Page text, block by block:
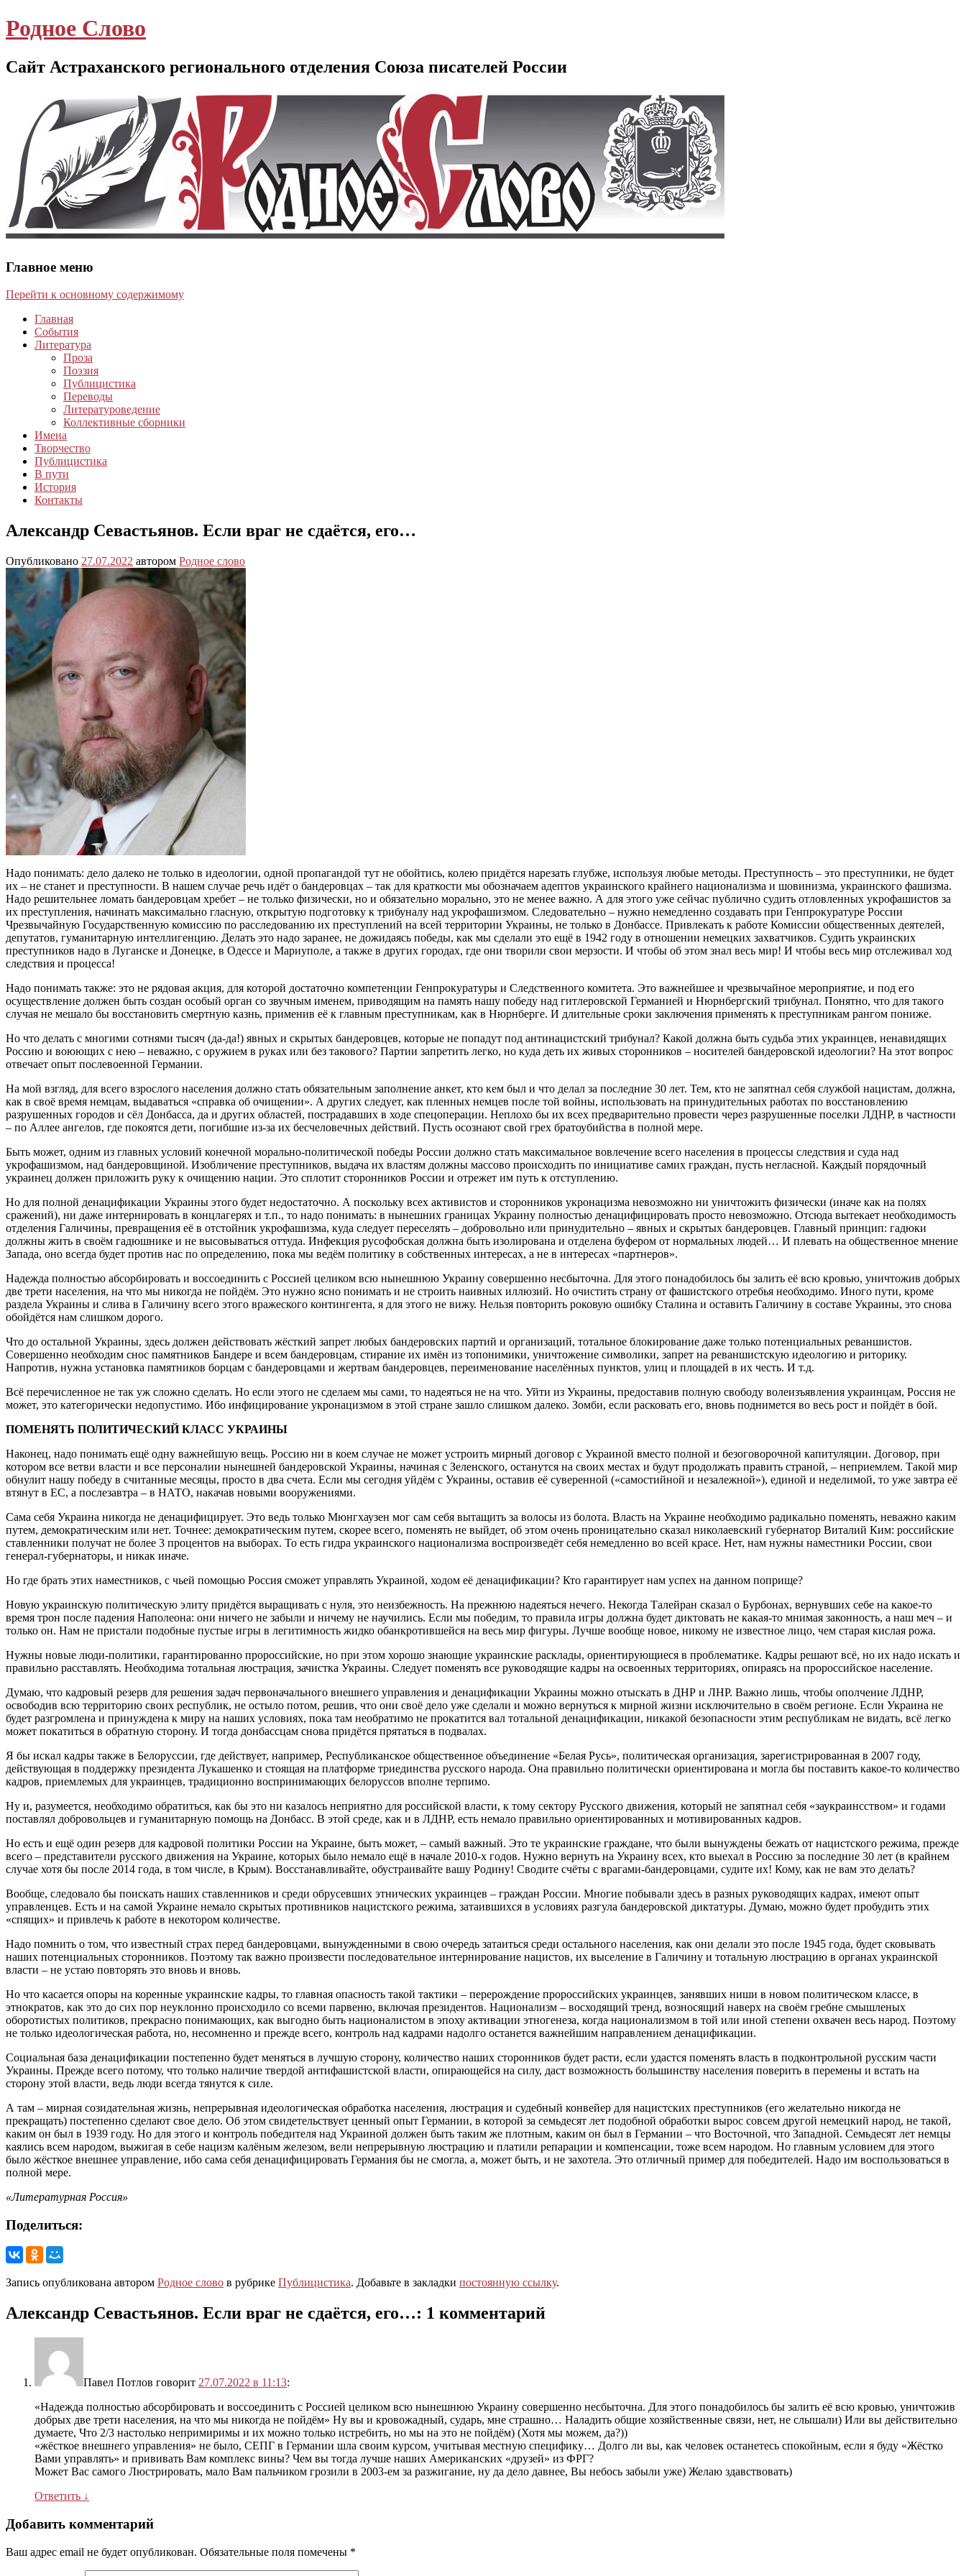
Родное Слово
Сайт Астраханского регионального отделения Союза писателей России
Главное меню
Перейти к основному содержимому
Главная
События
Литература
Проза
Поэзия
Публицистика
Переводы
Литературоведение
Коллективные сборники
Имена
Творчество
Публицистика
В пути
История
Контакты
Александр Севастьянов. Если враг не сдаётся, его…
Опубликовано 27.07.2022 автором Родное слово
Надо понимать: дело далеко не только в идеологии, одной пропагандой тут не обойтись, колею придётся нарезать глубже, используя любые методы. Преступность – это преступники, не будет
их – не станет и преступности. В нашем случае речь идёт о бандеровцах – так для краткости мы обозначаем адептов украинского крайнего национализма и шовинизма, украинского фашизма.
Надо решительнее ломать бандеровцам хребет – не только физически, но и обязательно морально, это не менее важно. А для этого уже сейчас публично судить отловленных укрофашистов за
их преступления, начинать максимально гласную, открытую подготовку к трибуналу над укрофашизмом. Следовательно – нужно немедленно создавать при Генпрокуратуре России
Чрезвычайную Государственную комиссию по расследованию их преступлений на всей территории Украины, не только в Донбассе. Привлекать к работе Комиссии общественных деятелей,
депутатов, гуманитарную интеллигенцию. Делать это надо заранее, не дожидаясь победы, как мы сделали это ещё в 1942 году в отношении немецких захватчиков. Судить украинских
преступников надо в Луганске и Донецке, в Одессе и Мариуполе, а также в других городах, где они творили свои мерзости. И чтобы об этом знал весь мир! И чтобы весь мир отслеживал ход
следствия и процесса!
Надо понимать также: это не рядовая акция, для которой достаточно компетенции Генпрокуратуры и Следственного комитета. Это важнейшее и чрезвычайное мероприятие, и под его
осуществление должен быть создан особый орган со звучным именем, приводящим на память нашу победу над гитлеровской Германией и Нюрнбергский трибунал. Понятно, что для такого
случая не мешало бы восстановить смертную казнь, применив её к главным преступникам, как в Нюрнберге. И длительные сроки заключения применять к преступникам рангом пониже.
Но что делать с многими сотнями тысяч (да-да!) явных и скрытых бандеровцев, которые не попадут под антинацистский трибунал? Какой должна быть судьба этих украинцев, ненавидящих
Россию и воюющих с нею – неважно, с оружием в руках или без такового? Партии запретить легко, но куда деть их живых сторонников – носителей бандеровской идеологии? На этот вопрос
отвечает опыт послевоенной Германии.
На мой взгляд, для всего взрослого населения должно стать обязательным заполнение анкет, кто кем был и что делал за последние 30 лет. Тем, кто не запятнал себя службой нацистам, должна,
как в своё время немцам, выдаваться «справка об очищении». А других следует, как пленных немцев после той войны, использовать на принудительных работах по восстановлению
разрушенных городов и сёл Донбасса, да и других областей, пострадавших в ходе спецоперации. Неплохо бы их всех предварительно провести через разрушенные поселки ЛДНР, в частности
– по Аллее ангелов, где покоятся дети, погибшие из-за их бесчеловечных действий. Пусть осознают свой грех братоубийства в полной мере.
Быть может, одним из главных условий конечной морально-политической победы России должно стать максимальное вовлечение всего населения в процессы следствия и суда над
укрофашизмом, над бандеровщиной. Изобличение преступников, выдача их властям должны массово происходить по инициативе самих граждан, пусть негласной. Каждый порядочный
украинец должен приложить руку к очищению нации. Это сплотит сторонников России и отрежет им путь к отступлению.
Но для полной денацификации Украины этого будет недостаточно. А поскольку всех активистов и сторонников укронацизма невозможно ни уничтожить физически (иначе как на полях
сражений), ни даже интернировать в концлагерях и т.п., то надо понимать: в нынешних границах Украину полностью денацифицировать просто невозможно. Отсюда вытекает необходимость
отделения Галичины, превращения её в отстойник укрофашизма, куда следует переселять – добровольно или принудительно – явных и скрытых бандеровцев. Главный принцип: гадюки
должны жить в своём гадюшнике и не высовываться оттуда. Инфекция русофобская должна быть изолирована и отделена буфером от нормальных людей… И плевать на общественное мнение
Запада, оно всегда будет против нас по определению, пока мы ведём политику в собственных интересах, а не в интересах «партнеров».
Надежда полностью абсорбировать и воссоединить с Россией целиком всю нынешнюю Украину совершенно несбыточна. Для этого понадобилось бы залить её всю кровью, уничтожив добрых
две трети населения, на что мы никогда не пойдём. Это нужно ясно понимать и не строить наивных иллюзий. Но очистить страну от фашистского отребья необходимо. Иного пути, кроме
раздела Украины и слива в Галичину всего этого вражеского контингента, я для этого не вижу. Нельзя повторить роковую ошибку Сталина и оставить Галичину в составе Украины, это снова
обойдётся нам слишком дорого.
Что до остальной Украины, здесь должен действовать жёсткий запрет любых бандеровских партий и организаций, тотальное блокирование даже только потенциальных реваншистов.
Совершенно необходим снос памятников Бандере и всем бандеровцам, стирание их имён из топонимики, уничтожение символики, запрет на реваншистскую идеологию и риторику.
Напротив, нужна установка памятников борцам с бандеровцами и жертвам бандеровцев, переименование населённых пунктов, улиц и площадей в их честь. И т.д.
Всё перечисленное не так уж сложно сделать. Но если этого не сделаем мы сами, то надеяться не на что. Уйти из Украины, предоставив полную свободу волеизъявления украинцам, Россия не
может, это категорически недопустимо. Ибо инфицирование укронацизмом в этой стране зашло слишком далеко. Зомби, если расковать его, вновь поднимется во весь рост и пойдёт в бой.
ПОМЕНЯТЬ ПОЛИТИЧЕСКИЙ КЛАСС УКРАИНЫ
Наконец, надо понимать ещё одну важнейшую вещь. Россию ни в коем случае не может устроить мирный договор с Украиной вместо полной и безоговорочной капитуляции. Договор, при
котором все ветви власти и все персоналии нынешней бандеровской Украины, начиная с Зеленского, останутся на своих местах и будут продолжать править страной, – неприемлем. Такой мир
обнулит нашу победу в считанные месяцы, просто в два счета. Если мы сегодня уйдём с Украины, оставив её суверенной («самостийной и незалежной»), единой и неделимой, то уже завтра её
втянут в ЕС, а послезавтра – в НАТО, накачав новыми вооружениями.
Сама себя Украина никогда не денацифицирует. Это ведь только Мюнгхаузен мог сам себя вытащить за волосы из болота. Власть на Украине необходимо радикально поменять, неважно каким
путем, демократическим или нет. Точнее: демократическим путем, скорее всего, поменять не выйдет, об этом очень проницательно сказал николаевский губернатор Виталий Ким: российские
ставленники получат не более 3 процентов на выборах. То есть гидра украинского национализма воспроизведёт себя немедленно во всей красе. Нет, нам нужны наместники России, свои
генерал-губернаторы, и никак иначе.
Но где брать этих наместников, с чьей помощью Россия сможет управлять Украиной, ходом её денацификации? Кто гарантирует нам успех на данном поприще?
Новую украинскую политическую элиту придётся выращивать с нуля, это неизбежность. На прежнюю надеяться нечего. Некогда Талейран сказал о Бурбонах, вернувших себе на какое-то
время трон после падения Наполеона: они ничего не забыли и ничему не научились. Если мы победим, то правила игры должна будет диктовать не какая-то мнимая законность, а наш меч – и
только он. Нам не пристали подобные пустые игры в легитимность жидко обанкротившейся на весь мир фигуры. Лучше вообще новое, никому не известное лицо, чем старая кислая рожа.
Нужны новые люди-политики, гарантированно пророссийские, но при этом хорошо знающие украинские расклады, ориентирующиеся в проблематике. Кадры решают всё, но их надо искать и
правильно расставлять. Необходима тотальная люстрация, зачистка Украины. Следует поменять все руководящие кадры на освоенных территориях, опираясь на пророссийское население.
Думаю, что кадровый резерв для решения задач первоначального внешнего управления и денацификации Украины можно отыскать в ДНР и ЛНР. Важно лишь, чтобы ополчение ЛДНР,
освободив всю территорию своих республик, не остыло потом, решив, что они своё дело уже сделали и можно вернуться к мирной жизни исключительно в своём регионе. Если Украина не
будет разгромлена и принуждена к миру на наших условиях, пока там необратимо не прокатится вал тотальной денацификации, никакой безопасности этим республикам не видать, всё легко
может покатиться в обратную сторону. И тогда донбассцам снова придётся прятаться в подвалах.
Я бы искал кадры также в Белоруссии, где действует, например, Республиканское общественное объединение «Белая Русь», политическая организация, зарегистрированная в 2007 году,
действующая в поддержку президента Лукашенко и стоящая на платформе триединства русского народа. Она правильно политически ориентирована и могла бы поставить какое-то количество
кадров, приемлемых для украинцев, традиционно воспринимающих белоруссов вполне терпимо.
Ну и, разумеется, необходимо обратиться, как бы это ни казалось неприятно для российской власти, к тому сектору Русского движения, который не запятнал себя «заукраинсством» и годами
поставлял добровольцев и гуманитарную помощь на Донбасс. В этой среде, как и в ЛДНР, есть немало правильно ориентированных и мотивированных кадров.
Но есть и ещё один резерв для кадровой политики России на Украине, быть может, – самый важный. Это те украинские граждане, что были вынуждены бежать от нацистского режима, прежде
всего – представители русского движения на Украине, которых было немало ещё в начале 2010-х годов. Нужно вернуть на Украину всех, кто выехал в Россию за последние 30 лет (в крайнем
случае хотя бы после 2014 года, в том числе, в Крым). Восстанавливайте, обустраивайте вашу Родину! Сводите счёты с врагами-бандеровцами, судите их! Кому, как не вам это делать?
Вообще, следовало бы поискать наших ставленников и среди обрусевших этнических украинцев – граждан России. Многие побывали здесь в разных руководящих кадрах, имеют опыт
управленцев. Есть и на самой Украине немало скрытых противников нацистского режима, затаившихся в условиях разгула бандеровской диктатуры. Думаю, можно будет пробудить этих
«спящих» и привлечь к работе в некотором количестве.
Надо помнить о том, что известный страх перед бандеровцами, вынужденными в свою очередь затаиться среди остального населения, как они делали это после 1945 года, будет сковывать
наших потенциальных сторонников. Поэтому так важно произвести последовательное интернирование нацистов, их выселение в Галичину и тотальную люстрацию в органах украинской
власти – не устаю повторять это вновь и вновь.
Но что касается опоры на коренные украинские кадры, то главная опасность такой тактики – перерождение пророссийских украинцев, занявших ниши в новом политическом классе, в
этнократов, как это до сих пор неуклонно происходило со всеми парвеню, включая президентов. Национализм – восходящий тренд, возносящий наверх на своём гребне смышленых
оборотистых политиков, прекрасно понимающих, как выгодно быть националистом в эпоху активации этногенеза, когда национализмом в той или иной степени охвачен весь народ. Поэтому
не только идеологическая работа, но, несомненно и прежде всего, контроль над кадрами надолго останется важнейшим направлением денацификации.
Социальная база денацификации постепенно будет меняться в лучшую сторону, количество наших сторонников будет расти, если удастся поменять власть в подконтрольной русским части
Украины. Прежде всего потому, что только наличие твердой антифашистской власти, опирающейся на силу, даст возможность большинству населения поверить в перемены и встать на
сторону этой власти, ведь люди всегда тянутся к силе.
А там – мирная созидательная жизнь, непрерывная идеологическая обработка населения, люстрация и судебный конвейер для нацистских преступников (его желательно никогда не
прекращать) постепенно сделают свое дело. Об этом свидетельствует ценный опыт Германии, в которой за семьдесят лет подобной обработки вырос совсем другой немецкий народ, не такой,
каким он был в 1939 году. Но для этого и контроль победителя над Украиной должен быть таким же плотным, каким он был в Германии – что Восточной, что Западной. Семьдесят лет немцы
каялись всем народом, выжигая в себе нацизм калёным железом, вели непрерывную люстрацию и платили репарации и компенсации, тоже всем народом. Но главным условием для этого
было жёсткое внешнее управление, ибо сама себя денацифицировать Германия бы не смогла, а, может быть, и не захотела. Это отличный пример для победителей. Надо им воспользоваться в
полной мере.
«Литературная Россия»
Поделиться:
Запись опубликована автором Родное слово в рубрике Публицистика. Добавьте в закладки постоянную ссылку.
Александр Севастьянов. Если враг не сдаётся, его…: 1 комментарий
Павел Потлов говорит 27.07.2022 в 11:13:
«Надежда полностью абсорбировать и воссоединить с Россией целиком всю нынешнюю Украину совершенно несбыточна. Для этого понадобилось бы залить её всю кровью, уничтожив
добрых две трети населения, на что мы никогда не пойдём» Ну вы и кровожадный, сударь, мне страшно… Наладить общие хозяйственные связи, нет, не слышали) Или вы действительно
думаете, Что 2/3 настолько непримиримы и их можно только истребить, но мы на это не пойдём) (Хотя мы можем, да?))
«жёсткое внешнего управления» не было, СЕПГ в Германии шла своим курсом, учитывая местную специфику… Долго ли вы, как человек останетесь спокойным, если я буду «Жёстко
Вами управлять» и прививать Вам комплекс вины? Чем вы тогда лучше наших Американских «друзей» из ФРГ?
Может Вас самого Люстрировать, мало Вам пальчиком грозили в 2003-ем за разжигание, ну да дело давнее, Вы небось забыли уже) Желаю здавствовать)
Ответить ↓
Добавить комментарий
Ваш адрес email не будет опубликован. Обязательные поля помечены *